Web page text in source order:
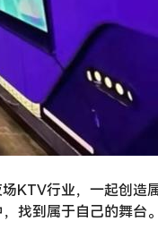
KTV行业，一起创造
找到属于自己的舞台